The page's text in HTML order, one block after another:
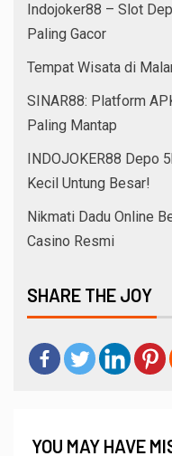
Indojoker88 – Slot
Paling Gacor
Tempat Wisata di
SINAR88: Platform
Paling Mantap
INDOJOKER88 Depo
Kecil Untung Besar!
Nikmati Dadu Online
Casino Resmi
SHARE THE JOY
YOU MAY HAVE